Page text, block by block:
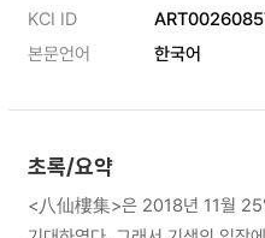
KCI ID
본문언어
한국어
초록/요약
<八仙樓集>은 2018년 11월 25